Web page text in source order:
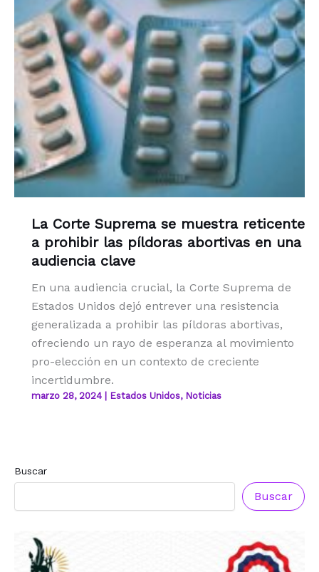
La Corte Suprema se muestra reticente
a prohibir las píldoras abortivas en una
audiencia clave
En una audiencia crucial, la Corte Suprema de
Estados Unidos dejó entrever una resistencia
generalizada a prohibir las píldoras abortivas,
ofreciendo un rayo de esperanza al movimiento
pro-elección en un contexto de creciente
incertidumbre.
marzo 28, 2024 Estados Unidos, Noticias
Buscar
Buscar